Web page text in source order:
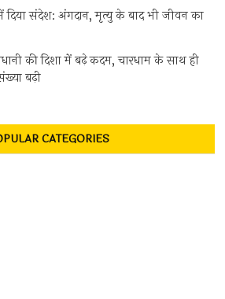
दिया संदेश: अंगदान, मृत्यु के बाद भी जीवन का
की दिशा में बढ़े कदम, चारधाम के साथ ही
बढ़ी
CATEGORIES